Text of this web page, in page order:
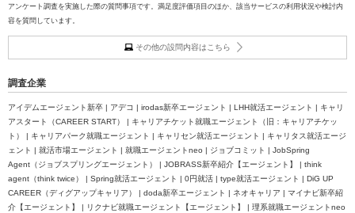
アンケート調査を実施した際の質問事項です。満足度評価項目のほか、該当サービスの利用状況や検討内
容を質問しています。
その他の設問内容はこちら
調査企業
アイデムエージェント新卒 | アデコ | irodas新卒エージェント | LHH就活エージェント | キャリ
アスタート（CAREER START） | キャリアチケット就職エージェント（旧：キャリアチケッ
ト） | キャリアパーク就職エージェント | キャリセン就活エージェント | キャリタス就活エージ
ェント | 就活市場エージェント | 就職エージェントneo | ジョブコミット | JobSpring
Agent（ジョブスプリングエージェント） | JOBRASS新卒紹介【エージェント】 | think
agent（think twice） | Spring就活エージェント | 0円就活 | type就活エージェント | DiG UP
CAREER（ディグアップキャリア） | doda新卒エージェント | ネオキャリア | マイナビ新卒紹
介【エージェント】 | リクナビ就職エージェント【エージェント】 | 理系就職エージェントneo